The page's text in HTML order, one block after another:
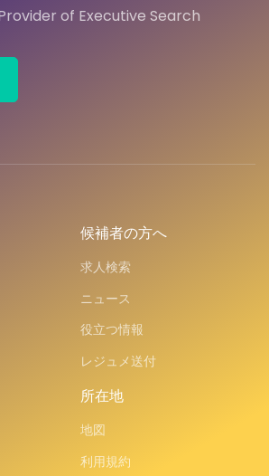
of Executive Search
候補者の方へ
求人検索
ニュース
役立つ情報
レジュメ送付
所在地
地図
利用規約